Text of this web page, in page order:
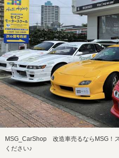
MSG_CarShop 改造車売るならMSG
ください♪